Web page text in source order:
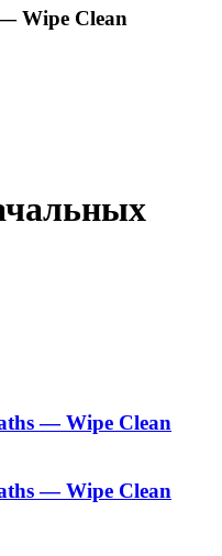
Wipe Clean
— Wipe Clean
— Wipe Clean